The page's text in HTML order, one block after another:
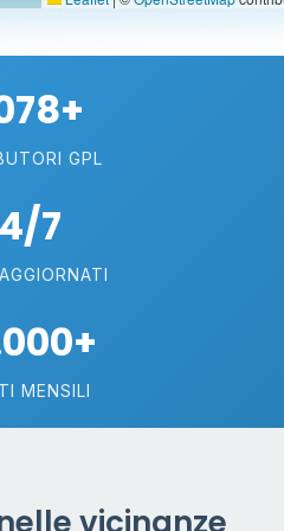
GPL
7
MENSILI